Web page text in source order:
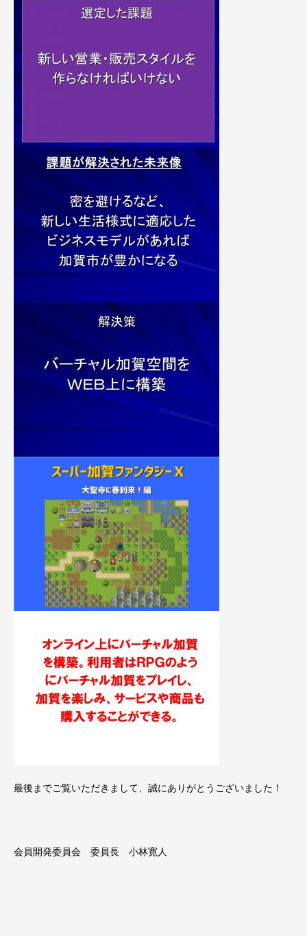
最後までご覧いただきまして、誠にありがとうございました！
会員開発委員会 委員長 小林寛人